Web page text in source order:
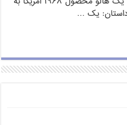
یک …